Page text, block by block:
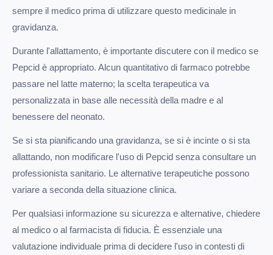
sempre il medico prima di utilizzare questo medicinale in
gravidanza.
Durante l'allattamento, è importante discutere con il medico se
Pepcid è appropriato. Alcun quantitativo di farmaco potrebbe
passare nel latte materno; la scelta terapeutica va
personalizzata in base alle necessità della madre e al
benessere del neonato.
Se si sta pianificando una gravidanza, se si è incinte o si sta
allattando, non modificare l'uso di Pepcid senza consultare un
professionista sanitario. Le alternative terapeutiche possono
variare a seconda della situazione clinica.
Per qualsiasi informazione su sicurezza e alternative, chiedere
al medico o al farmacista di fiducia. È essenziale una
valutazione individuale prima di decidere l'uso in contesti di